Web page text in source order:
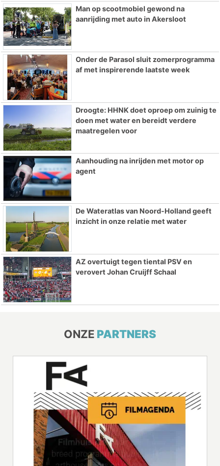
Man op scootmobiel gewond na
aanrijding met auto in Akersloot
Onder de Parasol sluit zomerprogramma
af met inspirerende laatste week
Droogte: HHNK doet oproep om zuinig te
doen met water en bereidt verdere
maatregelen voor
Aanhouding na inrijden met motor op
agent
De Wateratlas van Noord-Holland geeft
inzicht in onze relatie met water
AZ overtuigt tegen tiental PSV en
verovert Johan Cruijff Schaal
ONZE PARTNERS